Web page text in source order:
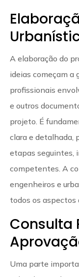
A elaboração do
ideias começam a
profissionais
e outros
projeto. É
clara e detalhada,
etapas seguintes,
competentes. A
engenheiros e
todos os aspectos
Consulta
Uma parte